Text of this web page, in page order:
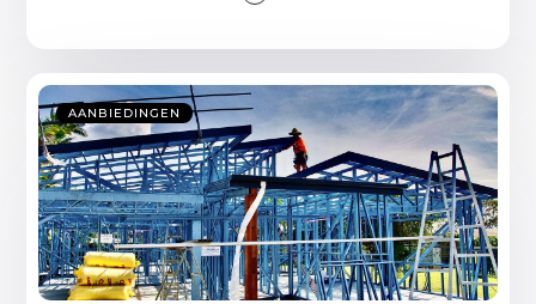
AANBIEDINGEN